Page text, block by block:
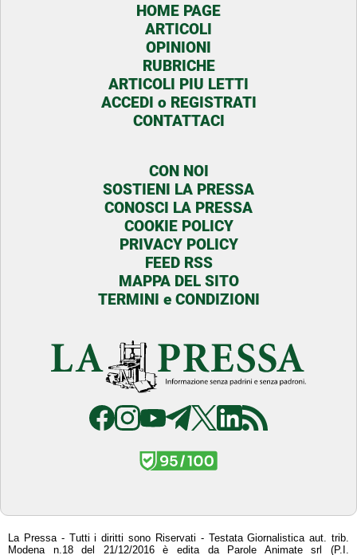
HOME PAGE
ARTICOLI
OPINIONI
RUBRICHE
ARTICOLI PIU LETTI
ACCEDI o REGISTRATI
CONTATTACI
CON NOI
SOSTIENI LA PRESSA
CONOSCI LA PRESSA
COOKIE POLICY
PRIVACY POLICY
FEED RSS
MAPPA DEL SITO
TERMINI e CONDIZIONI
La Pressa - Tutti i diritti sono Riservati - Testata Giornalistica aut. trib.
Modena n.18 del 21/12/2016 è edita da Parole Animate srl (P.I.